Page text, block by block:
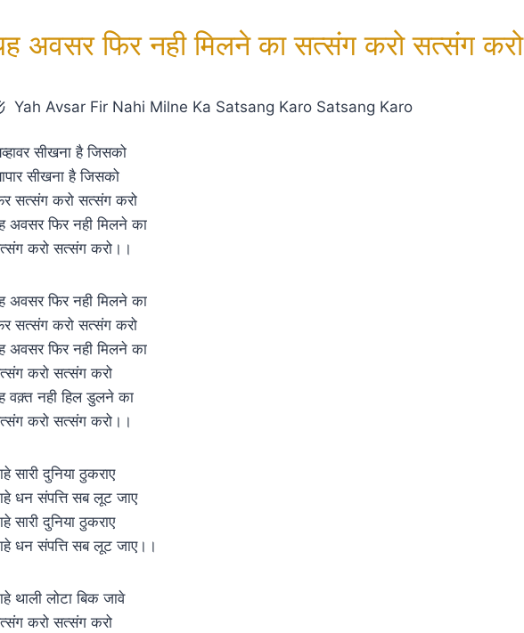
अवसर फिर नही मिलने का सत्संग करो सत्संग करो
Yah Avsar Fir Nahi Milne Ka Satsang Karo Satsang Karo
सीखना है जिसको
सीखना है जिसको
सत्संग करो सत्संग करो
अवसर फिर नही मिलने का
करो सत्संग करो।।
अवसर फिर नही मिलने का
सत्संग करो सत्संग करो
अवसर फिर नही मिलने का
करो सत्संग करो
वक़्त नही हिल डुलने का
करो सत्संग करो।।
सारी दुनिया ठुकराए
धन संपत्ति सब लूट जाए
सारी दुनिया ठुकराए
धन संपत्ति सब लूट जाए।।
थाली लोटा बिक जावे
करो सत्संग करो